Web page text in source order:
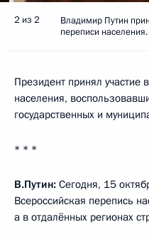
2 из 2
Владимир Путин
переписи населения.
Президент принял участие
населения,
государственных и
* * *
В.Путин: Сегодня, 15
Всероссийская перепись
а в отдалённых регионах